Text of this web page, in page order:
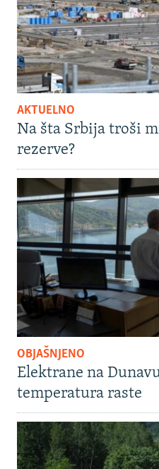
AKTUELNO
Na šta Srbija troši
rezerve?
OBJAŠNJENO
Elektrane na
temperatura raste